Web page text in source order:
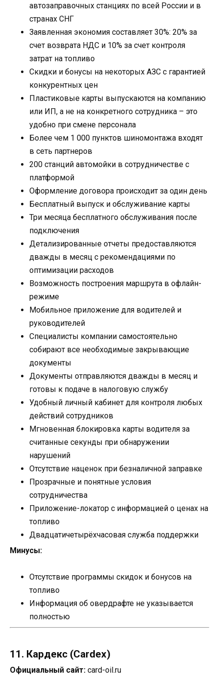
автозаправочных станциях по всей России и в
странах СНГ
Заявленная экономия составляет 30%: 20% за
счет возврата НДС и 10% за счет контроля
затрат на топливо
Скидки и бонусы на некоторых АЗС с гарантией
конкурентных цен
Пластиковые карты выпускаются на компанию
или ИП, а не на конкретного сотрудника – это
удобно при смене персонала
Более чем 1 000 пунктов шиномонтажа входят
в сеть партнеров
200 станций автомойки в сотрудничестве с
платформой
Оформление договора происходит за один день
Бесплатный выпуск и обслуживание карты
Три месяца бесплатного обслуживания после
подключения
Детализированные отчеты предоставляются
дважды в месяц с рекомендациями по
оптимизации расходов
Возможность построения маршрута в офлайн-
режиме
Мобильное приложение для водителей и
руководителей
Специалисты компании самостоятельно
собирают все необходимые закрывающие
документы
Документы отправляются дважды в месяц и
готовы к подаче в налоговую службу
Удобный личный кабинет для контроля любых
действий сотрудников
Мгновенная блокировка карты водителя за
считанные секунды при обнаружении
нарушений
Отсутствие наценок при безналичной заправке
Прозрачные и понятные условия
сотрудничества
Приложение-локатор с информацией о ценах на
топливо
Двадцатичетырёхчасовая служба поддержки
Минусы:
Отсутствие программы скидок и бонусов на
топливо
Информация об овердрафте не указывается
полностью
11. Кардекс (Cardex)
Официальный сайт: card-oil.ru